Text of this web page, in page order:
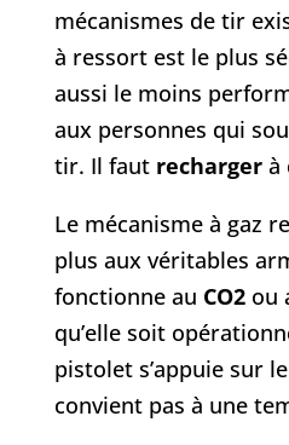
mécanismes de tir
à ressort est le plus
aussi le moins
aux personnes qui
tir. Il faut rechargerà
Le mécanisme à gaz
plus aux véritables
fonctionne au CO2ou
qu’elle soit
pistolet s’appuie sur
convient pas à une